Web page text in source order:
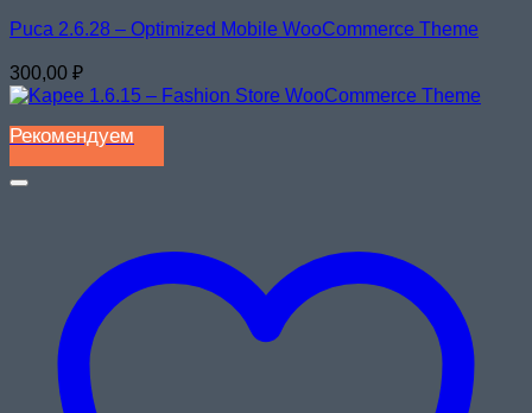
Puca 2.6.28 – Optimized Mobile WooCommerce Theme
300,00 ₽
Рекомендуем